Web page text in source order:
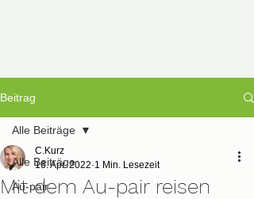
Beitrag
Alle Beiträge
Au-pair
Alle Beiträge
Mit dem Au-pair reisen
C.Kurz
16. Apr. 2022 1 Min. Lesezeit